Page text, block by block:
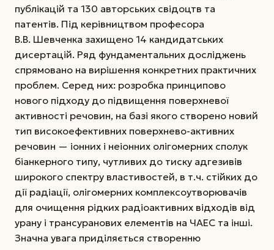
публікацій та 130 авторських свідоцтв та
патентів. Під керівництвом професора
В.В. Шевченка захищено 14 кандидатських
дисертацій. Ряд фундаментальних досліджень
спрямовано на вирішення конкретних практичних
проблем. Серед них: розробка принципово
нового підходу до підвищення поверхневої
активності речовин, на базі якого створено новий
тип високоефективних поверхнево-активних
речовин — іонних і неіонних олігомерних сполук
біанкерного типу, чутливих до тиску адгезивів
широкого спектру властивостей, в т.ч. стійких до
дії радіації, олігомерних комплексо­утворювачів
для очищення рідких радіоактивних відходів від
урану і трансуранових елементів на ЧАЕС та інші.
Значна увага приділяється створенню